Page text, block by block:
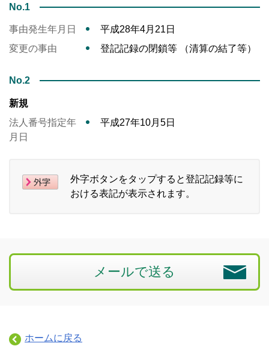
No.1
事由発生年月日
平成28年4月21日
変更の事由
登記記録の閉鎖等 （清算の結了等）
No.2
新規
法人番号指定年
月日
平成27年10月5日
外字ボタンをタップすると登記記録等に
おける表記が表示されます。
メールで送る
ホームに戻る